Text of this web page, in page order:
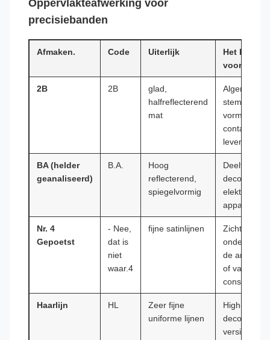
Oppervlakteafwerking voor
precisiebanden
Afmaken. Code Uiterlijk
Het beste
voor
2B 2B
glad,
halfreflecterend
mat
Algemeen
stempelen,
vormen,
contact met
BA (helder
geanaliseerd)
B.A.
Hoog
reflecterend,
spiegelvormig
Deeltjes
decoratie,
elektronica,
apparaten
Nr. 4
Gepoetst
- Nee,
dat is
niet
waar.4
fijne satinlijnen
Zichtbare
onderdelen
de
of van
Haarlijn HL
Zeer fijne
uniforme lijnen
High-end
decoratieve
versiering